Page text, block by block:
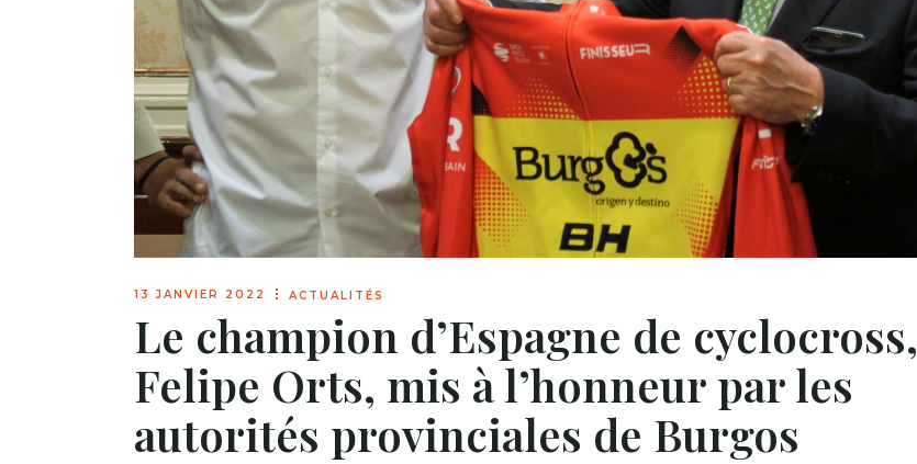
13 JANVIER 2022 ACTUALITÉS
Le champion d’Espagne de cyclocross,
Felipe Orts, mis à l’honneur par les
autorités provinciales de Burgos